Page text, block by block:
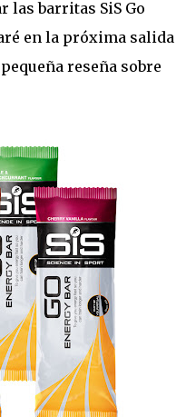
las barritas SiS Go
en la próxima salida
reseña sobre